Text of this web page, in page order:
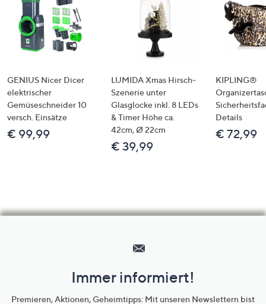
GENIUS Nicer Dicer
elektrischer
Gemüseschneider 10
versch. Einsätze
€ 99,99
LUMIDA Xmas Hirsch-
Szenerie unter
Glasglocke inkl. 8 LEDs
& Timer Höhe ca.
42cm, Ø 22cm
€ 39,99
KIPLING®
Details
€ 72,99
Unternehmensinformationen
Immer informiert!
Premieren, Aktionen, Geheimtipps: Mit unseren Newslettern bist